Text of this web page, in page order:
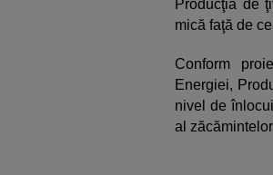
Producţia de
mică faţă de
Conform
Energiei,
nivel de
al